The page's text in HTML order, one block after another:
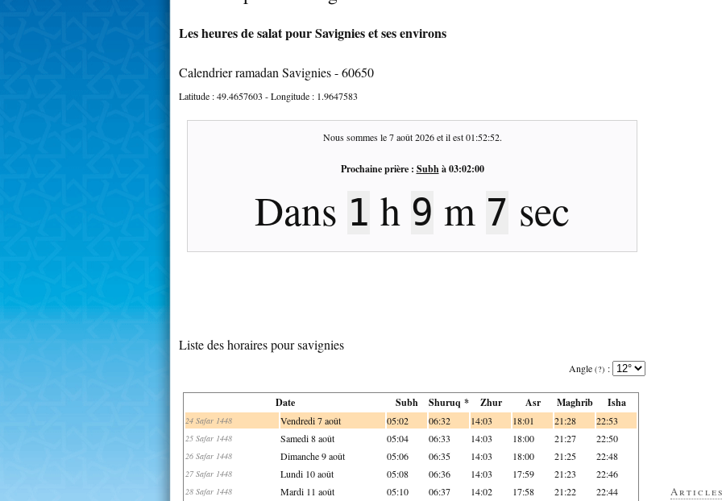
Les heures de salat pour Savignies et ses environs
Calendrier ramadan Savignies - 60650
Latitude :49.4657603 - Longitude : 1.9647583
Nous sommes le7 août 2026et il est01:52:53.
Prochaine prière : Subhà03:02:00
Dans 1 h 9 m 6 sec
Liste des horaires pour savignies
Angle (?) :
Date Subh Shuruq * Zhur Asr Maghrib Isha
24 Safar 1448 Vendredi 7 août 05:02 06:32 14:03 18:01 21:28 22:53
25 Safar 1448 Samedi 8 août 05:04 06:33 14:03 18:00 21:27 22:50
26 Safar 1448 Dimanche 9 août 05:06 06:35 14:03 18:00 21:25 22:48
27 Safar 1448 Lundi 10 août 05:08 06:36 14:03 17:59 21:23 22:46
28 Safar 1448 Mardi 11 août 05:10 06:37 14:02 17:58 21:22 22:44